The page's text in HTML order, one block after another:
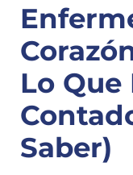
Lo Que
Saber)